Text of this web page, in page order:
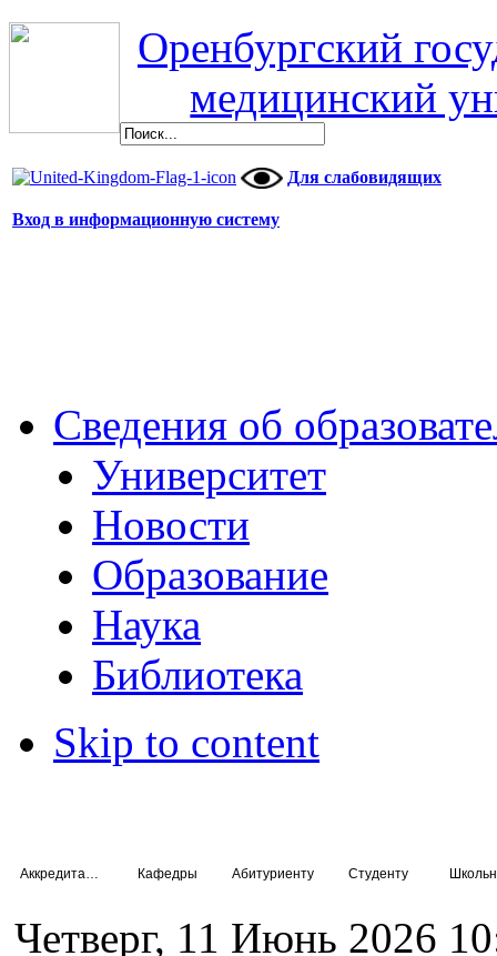
Оренбургский
медицинский
Для слабовидящих
Вход в информационную систему
Сведения об
Университет
Новости
Образование
Наука
Библиотека
Skip to content
Кафедры Абитуриенту Студенту
Четверг, 11 Июнь 2026